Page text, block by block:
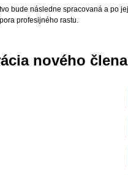
bude následne spracovaná a po
profesijného rastu.
nového člena